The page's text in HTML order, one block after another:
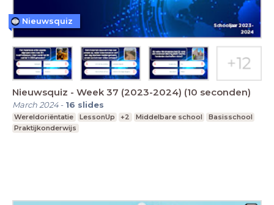
Nieuwsquiz - Week 37 (2023-2024) (10 seconden)
March 2024- 16 slides
Wereldoriëntatie LessonUp +2 Middelbare school
Basisschool
Praktijkonderwijs
Nieuwsquiz